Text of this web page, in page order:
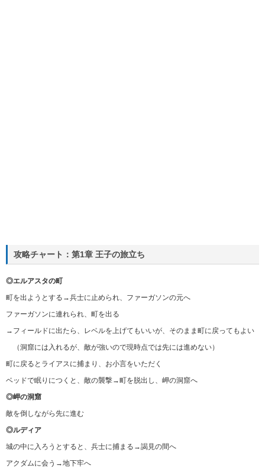
攻略チャート：第1章 王子の旅立ち
◎エルアスタの町
町を出ようとする→兵士に止められ、ファーガソンの元へ
ファーガソンに連れられ、町を出る
→フィールドに出たら、レベルを上げてもいいが、そのまま町に戻ってもよい
（洞窟には入れるが、敵が強いので現時点では先には進めない）
町に戻るとライアスに捕まり、お小言をいただく
ベッドで眠りにつくと、敵の襲撃→町を脱出し、岬の洞窟へ
◎岬の洞窟
敵を倒しながら先に進む
◎ルディア
城の中に入ろうとすると、兵士に捕まる→謁見の間へ
アクダムに会う→地下牢へ